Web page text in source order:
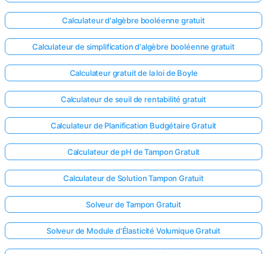
Calculateur d'algèbre booléenne gratuit
Calculateur de simplification d'algèbre booléenne gratuit
Calculateur gratuit de la loi de Boyle
Calculateur de seuil de rentabilité gratuit
Calculateur de Planification Budgétaire Gratuit
Calculateur de pH de Tampon Gratuit
Calculateur de Solution Tampon Gratuit
Solveur de Tampon Gratuit
Solveur de Module d'Élasticité Volumique Gratuit